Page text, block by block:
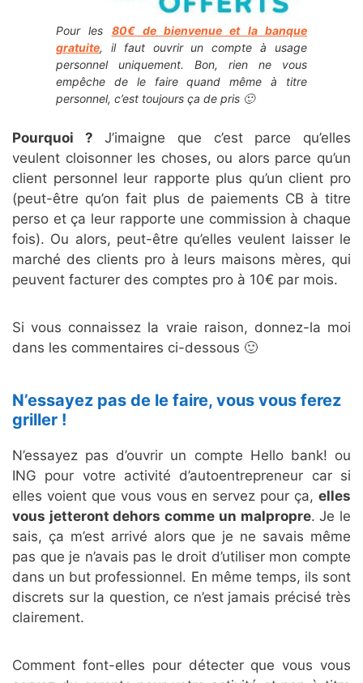
Pour les 80€ de bienvenue et la banque
gratuite, il faut ouvrir un compte à usage
personnel uniquement. Bon, rien ne vous
empêche de le faire quand même à titre
personnel, c’est toujours ça de pris 🙂
Pourquoi ? J’imaigne que c’est parce qu’elles
veulent cloisonner les choses, ou alors parce qu’un
client personnel leur rapporte plus qu’un client pro
(peut-être qu’on fait plus de paiements CB à titre
perso et ça leur rapporte une commission à chaque
fois). Ou alors, peut-être qu’elles veulent laisser le
marché des clients pro à leurs maisons mères, qui
peuvent facturer des comptes pro à 10€ par mois.
Si vous connaissez la vraie raison, donnez-la moi
dans les commentaires ci-dessous 🙂
N’essayez pas de le faire, vous vous ferez
griller !
N’essayez pas d’ouvrir un compte Hello bank! ou
ING pour votre activité d’autoentrepreneur car si
elles voient que vous vous en servez pour ça, elles
vous jetteront dehors comme un malpropre. Je le
sais, ça m’est arrivé alors que je ne savais même
pas que je n’avais pas le droit d’utiliser mon compte
dans un but professionnel. En même temps, ils sont
discrets sur la question, ce n’est jamais précisé très
clairement.
Comment font-elles pour détecter que vous vous